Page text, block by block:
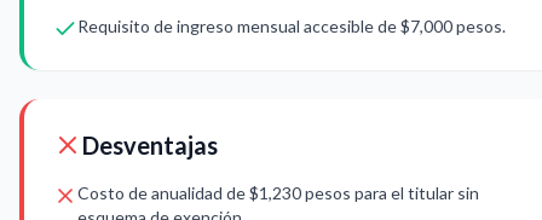
Requisito de ingreso mensual accesible de $7,000 pesos.
Desventajas
Costo de anualidad de $1,230 pesos para el titular sin